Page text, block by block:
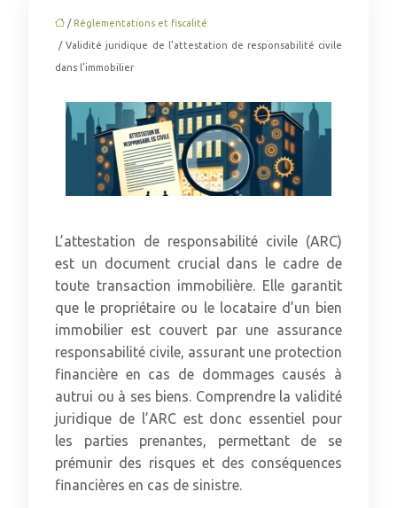
/ Réglementations et fiscalité
/ Validité juridique de l’attestation de responsabilité civile
dans l’immobilier
L’attestation de responsabilité civile (ARC)
est un document crucial dans le cadre de
toute transaction immobilière. Elle garantit
que le propriétaire ou le locataire d’un bien
immobilier est couvert par une assurance
responsabilité civile, assurant une protection
financière en cas de dommages causés à
autrui ou à ses biens. Comprendre la validité
juridique de l’ARC est donc essentiel pour
les parties prenantes, permettant de se
prémunir des risques et des conséquences
financières en cas de sinistre.